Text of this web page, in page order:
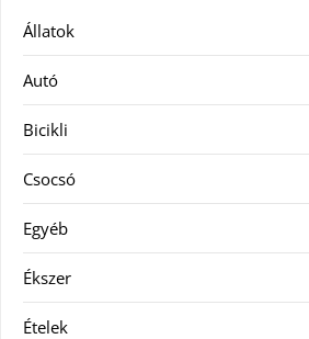
Állatok
Autó
Bicikli
Csocsó
Egyéb
Ékszer
Ételek